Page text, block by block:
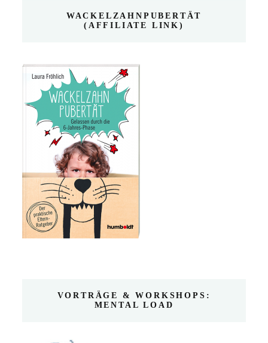
WACKELZAHNPUBERTÄT
(AFFILIATE LINK)
VORTRÄGE & WORKSHOPS:
MENTAL LOAD